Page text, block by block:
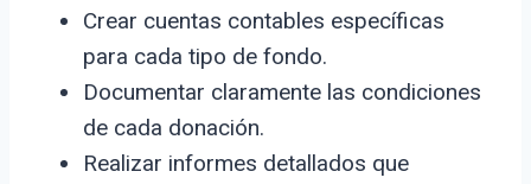
Crear cuentas contables específicas
para cada tipo de fondo.
Documentar claramente las condiciones
de cada donación.
Realizar informes detallados que